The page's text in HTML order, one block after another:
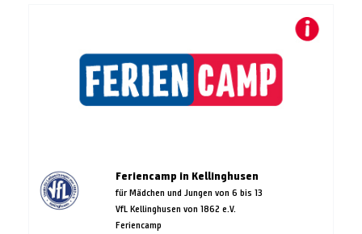
Feriencamp in Kellinghusen
für Mädchen und Jungen von 6 bis 13
VfL Kellinghusen von 1862 e.V.
Feriencamp